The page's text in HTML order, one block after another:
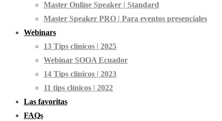
Master Online Speaker | Standard
Master Speaker PRO | Para eventos presenciales
Webinars
13 Tips clínicos | 2025
Webinar SOOA Ecuador
14 Tips clínicos | 2023
11 tips clínicos | 2022
Las favoritas
FAQs